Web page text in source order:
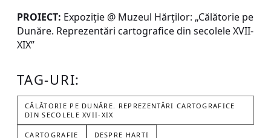
PROIECT: Expoziție @ Muzeul Hărților: „Călătorie pe
Dunăre. Reprezentări cartografice din secolele XVII-
XIX”
TAG-URI:
CĂLĂTORIE PE DUNĂRE. REPREZENTĂRI CARTOGRAFICE
DIN SECOLELE XVII-XIX
CARTOGRAFIE DESPRE HARTI